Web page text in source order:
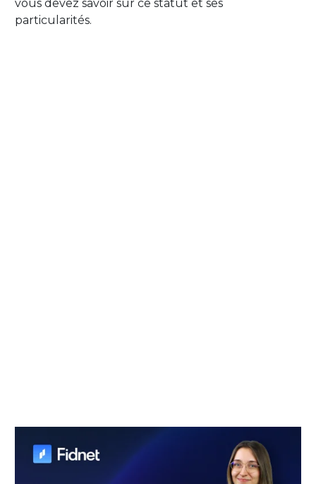
vous devez savoir sur ce statut et ses
particularités.